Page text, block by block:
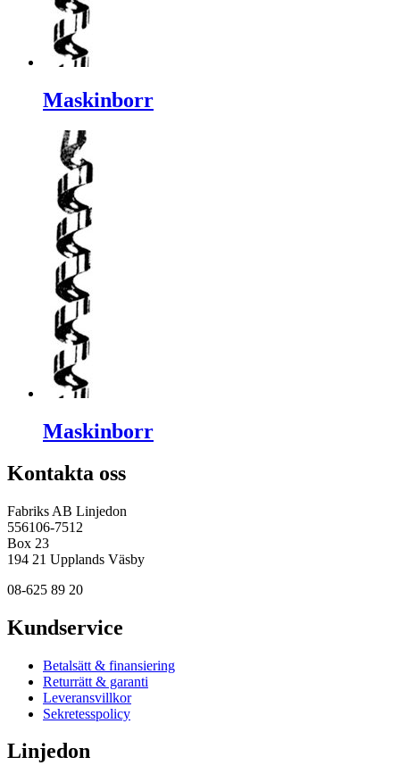
Maskinborr
Maskinborr
Kontakta oss
Fabriks AB Linjedon
556106-7512
Box 23
194 21 Upplands Väsby
08-625 89 20
Kundservice
Betalsätt & finansiering
Returrätt & garanti
Leveransvillkor
Sekretesspolicy
Linjedon